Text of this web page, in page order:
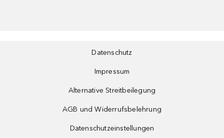
Datenschutz
Impressum
Alternative Streitbeilegung
AGB und Widerrufsbelehrung
Datenschutzeinstellungen